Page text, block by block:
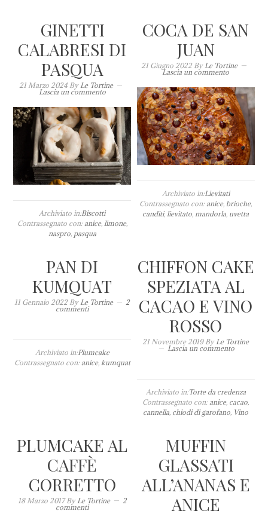
GINETTI
CALABRESI DI
PASQUA
21 Marzo 2024ByLe Tortine
Lascia un commento
Archiviato in:Biscotti
Contrassegnato con: anice, limone,
naspro, pasqua
COCA DE SAN
JUAN
21 Giugno 2022ByLe Tortine
Lascia un commento
Archiviato in:Lievitati
Contrassegnato con: anice, brioche,
canditi, lievitato mandorla uvetta
PAN DI
KUMQUAT
11 Gennaio 2022By Le Tortine 2
commenti
Archiviato in:Plumcake
Contrassegnato con: anice, kumquat
CHIFFON CAKE
SPEZIATA AL
CACAO E VINO
ROSSO
21 Novembre 2019By Le Tortine
Lascia un commento
Archiviato in:Torte da credenza
Contrassegnato con: anice, cacao
cannella chiodi di garofano Vino
PLUMCAKE AL
CAFFÈ
CORRETTO
18 Marzo 2017By Le Tortine 2
commenti
MUFFIN
GLASSATI
ALL’ANANAS E
ANICE